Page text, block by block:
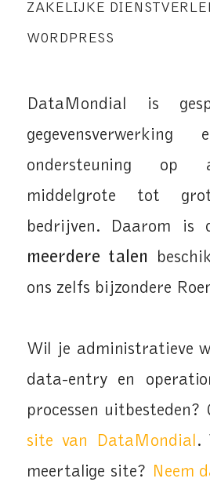
ZAKELIJKE
WORDPRESS
DataMondial is
ondersteuning op
middelgrote tot
bedrijven. Daarom is
meerdere talen
ons zelfs bijzondere
Wil je administratieve
data-entry en
processen uitbesteden?
site van DataMondial .
meertalige site? Neem